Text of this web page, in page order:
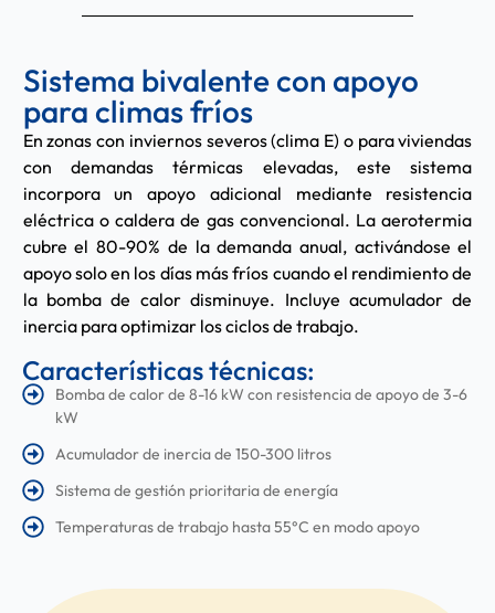
Sistema bivalente con apoyo
para climas fríos
En zonas con inviernos severos (clima E) o para viviendas
con demandas térmicas elevadas, este sistema
incorpora un apoyo adicional mediante resistencia
eléctrica o caldera de gas convencional. La aerotermia
cubre el 80-90% de la demanda anual, activándose el
apoyo solo en los días más fríos cuando el rendimiento de
la bomba de calor disminuye. Incluye acumulador de
inercia para optimizar los ciclos de trabajo.
Características técnicas:
Bomba de calor de 8-16 kW con resistencia de apoyo de 3-6
kW
Acumulador de inercia de 150-300 litros
Sistema de gestión prioritaria de energía
Temperaturas de trabajo hasta 55°C en modo apoyo